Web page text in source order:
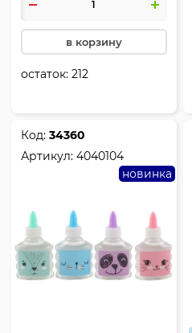
в корзину
остаток:212
Код:34360
Артикул:4040104
новинка